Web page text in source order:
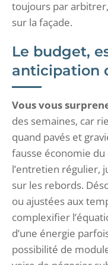
toujours par
sur la façade.
Le budget,
anticipation
Vous vous
des semaines, car
quand pavés et
fausse économie
l’entretien régulier,
sur les rebords.
ou ajustées aux
complexifier
d’une énergie
possibilité de